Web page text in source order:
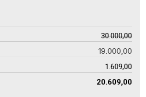
30.000,00
19.000,00
1.609,00
20.609,00